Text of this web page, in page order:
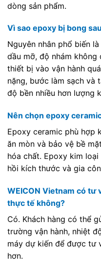
dòng sản phẩm.
Vì sao epoxy bị bong
Nguyên nhân phổ biến
dầu mỡ, độ nhám
thiết bị vào vận hành
nặng, bước làm sạch và
độ bền nhiều hơn lượng
Nên chọn epoxy
Epoxy ceramic phù hợp
ăn mòn và bảo vệ bề
hóa chất. Epoxy kim
hồi kích thước và gia
WEICON Vietnam có tư
thực tế không?
Có. Khách hàng có thể
trường vận hành, nhiệt
máy dự kiến để được tư
hơn.